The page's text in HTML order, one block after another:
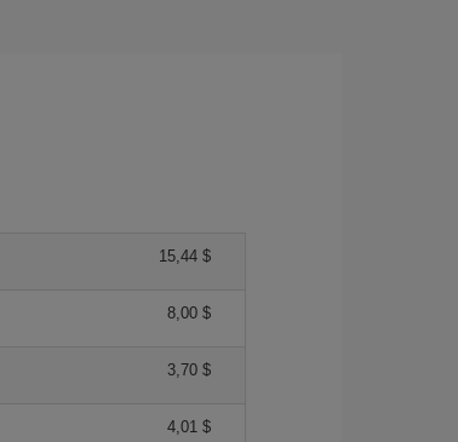
15,44 $
8,00 $
3,70 $
4,01 $